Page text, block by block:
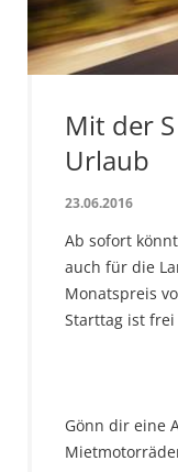
Mit der
Urlaub
23.06.2016
Ab sofort
auch für die
Monatspreis
Starttag ist
Gönn dir eine